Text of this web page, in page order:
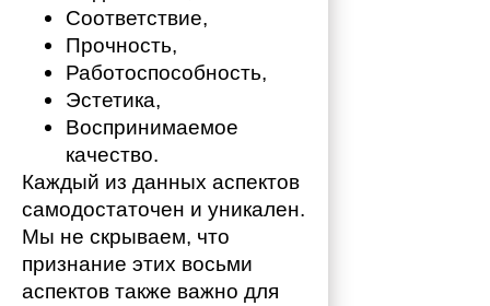
Соответствие,
Прочность,
Работоспособность,
Эстетика,
Воспринимаемое
качество.
Каждый из данных аспектов
самодостаточен и уникален.
Мы не скрываем, что
признание этих восьми
аспектов также важно для